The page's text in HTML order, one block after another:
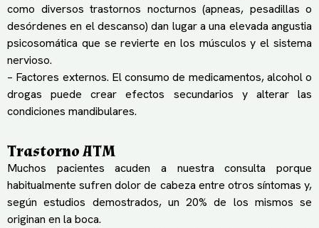
como diversos trastornos nocturnos (apneas, pesadillas o
desórdenes en el descanso) dan lugar a una elevada angustia
psicosomática que se revierte en los músculos y el sistema
nervioso.
– Factores externos. El consumo de medicamentos, alcohol o
drogas puede crear efectos secundarios y alterar las
condiciones mandibulares.
Trastorno ATM
Muchos pacientes acuden a nuestra consulta porque
habitualmente sufren dolor de cabeza entre otros síntomas y,
según estudios demostrados, un 20% de los mismos se
originan en la boca.